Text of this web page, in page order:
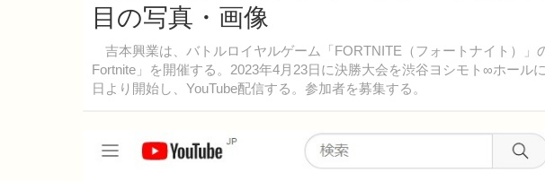
目の写真・画像
吉本興業は、バトルロイヤルゲーム「FORTNITE（フォートナイト）」
Fortnite」を開催する。2023年4月23日に決勝大会を渋谷ヨシモト∞ホール
日より開始し、YouTube配信する。参加者を募集する。